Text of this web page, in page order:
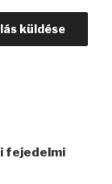
fejedelmi